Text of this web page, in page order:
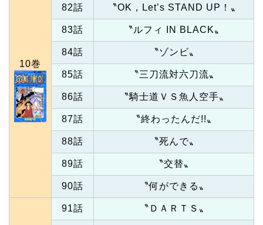
10巻
82話 〝OK，Let’s STAND UP！〟
83話 〝ルフィ IN BLACK〟
84話 〝ゾンビ〟
85話 〝三刀流対六刀流〟
86話 〝騎士道ＶＳ魚人空手〟
87話 〝終わったんだ!!〟
88話 〝死んで〟
89話 〝交替〟
90話 〝何ができる〟
91話 〝ＤＡＲＴＳ〟